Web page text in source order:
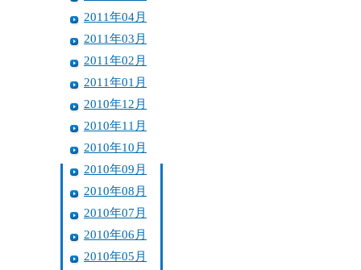
2011年04月
2011年03月
2011年02月
2011年01月
2010年12月
2010年11月
2010年10月
2010年09月
2010年08月
2010年07月
2010年06月
2010年05月